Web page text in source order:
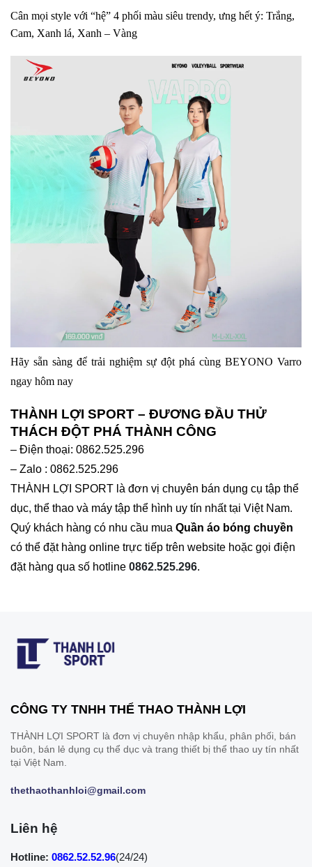
Cân mọi style với “hệ” 4 phối màu siêu trendy, ưng hết ý: Trắng,
Cam, Xanh lá, Xanh – Vàng
Hãy sẵn sàng để trải nghiệm sự đột phá cùng BEYONO Varro
ngay hôm nay
THÀNH LỢI SPORT – ĐƯƠNG ĐẦU THỬ
THÁCH ĐỘT PHÁ THÀNH CÔNG
– Điện thoại: 0862.525.296
– Zalo : 0862.525.296
THÀNH LỢI SPORT là đơn vị chuyên bán dụng cụ tập thể
dục, thể thao và máy tập thể hình uy tín nhất tại Việt Nam.
Quý khách hàng có nhu cầu mua Quần áo bóng chuyền
có thể đặt hàng online trực tiếp trên website hoặc gọi điện
đặt hàng qua số hotline 0862.525.296.
CÔNG TY TNHH THỂ THAO THÀNH LỢI
THÀNH LỢI SPORT là đơn vị chuyên nhập khẩu, phân phối, bán
buôn, bán lẻ dụng cụ thể dục và trang thiết bị thể thao uy tín nhất
tại Việt Nam.
thethaothanhloi@gmail.com
Liên hệ
Hotline: 0862.52.52.96(24/24)